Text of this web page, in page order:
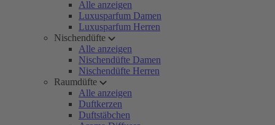
Alle anzeigen
Luxusparfum Damen
Luxusparfum Herren
Nischendüfte
Alle anzeigen
Nischendüfte Damen
Nischendüfte Herren
Raumdüfte
Alle anzeigen
Duftkerzen
Duftstäbchen